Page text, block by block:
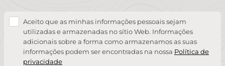
Aceito que as minhas informações pessoais sejam
utilizadas e armazenadas no sítio Web. Informações
adicionais sobre a forma como armazenamos as suas
informações podem ser encontradas na nossa Política de
privacidade